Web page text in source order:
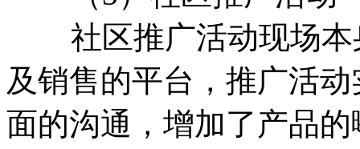
社区推广活动现场本
及销售的平台，推广活
面的沟通，增加了产品